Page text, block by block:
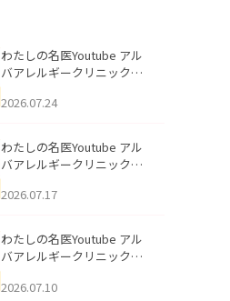
わたしの名医Youtube アル
バアレルギークリニック札
える男性へ｜医師が教える
公開いたしました。
2026.07.24
わたしの名医Youtube アル
バアレルギークリニック札
跡にVビームは効く？向いて
説」を公開いたしました。
2026.07.17
わたしの名医Youtube アル
バアレルギークリニック札
医師が明かす副作用・リバ
2026.07.10